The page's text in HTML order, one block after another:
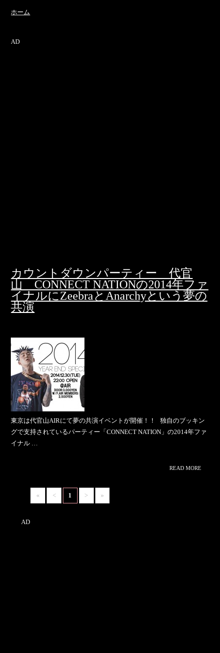
ホーム
AD
カウントダウンパーティー 代官
山 CONNECT NATIONの2014年ファ
イナルにZeebraとAnarchyという夢の
共演
東京は代官山AIRにて夢の共演イベントが開催！！ 独自のブッキン
グで支持されているパーティー「CONNECT NATION」の2014年ファ
イナル …
READ MORE>
« < 1 > »
AD